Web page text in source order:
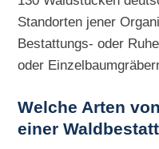
Standorten jener
Bestattungs- oder
oder
Welche Arten
einer